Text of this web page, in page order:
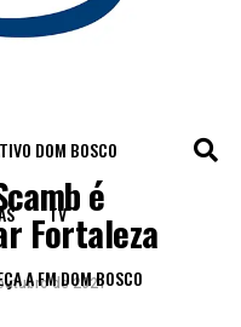
DOM BOSCO
TV
A FM DOM BOSCO
é
Fortaleza
de 2021